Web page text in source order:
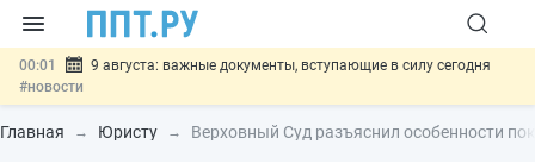
00:01
9 августа: важные документы, вступающие в силу сегодня
#новости
07.08 Подписан закон о блокировке продажи опасных товаров через
«Честный знак»#новости
Главная Юристу Верховный Суд разъяснил особенности